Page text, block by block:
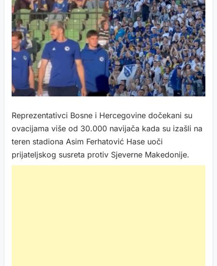
Reprezentativci Bosne i Hercegovine dočekani su
ovacijama više od 30.000 navijača kada su izašli na
teren stadiona Asim Ferhatović Hase uoči
prijateljskog susreta protiv Sjeverne Makedonije.